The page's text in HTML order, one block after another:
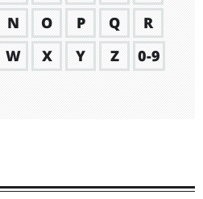
N O P Q
R
W X Y Z
0-9